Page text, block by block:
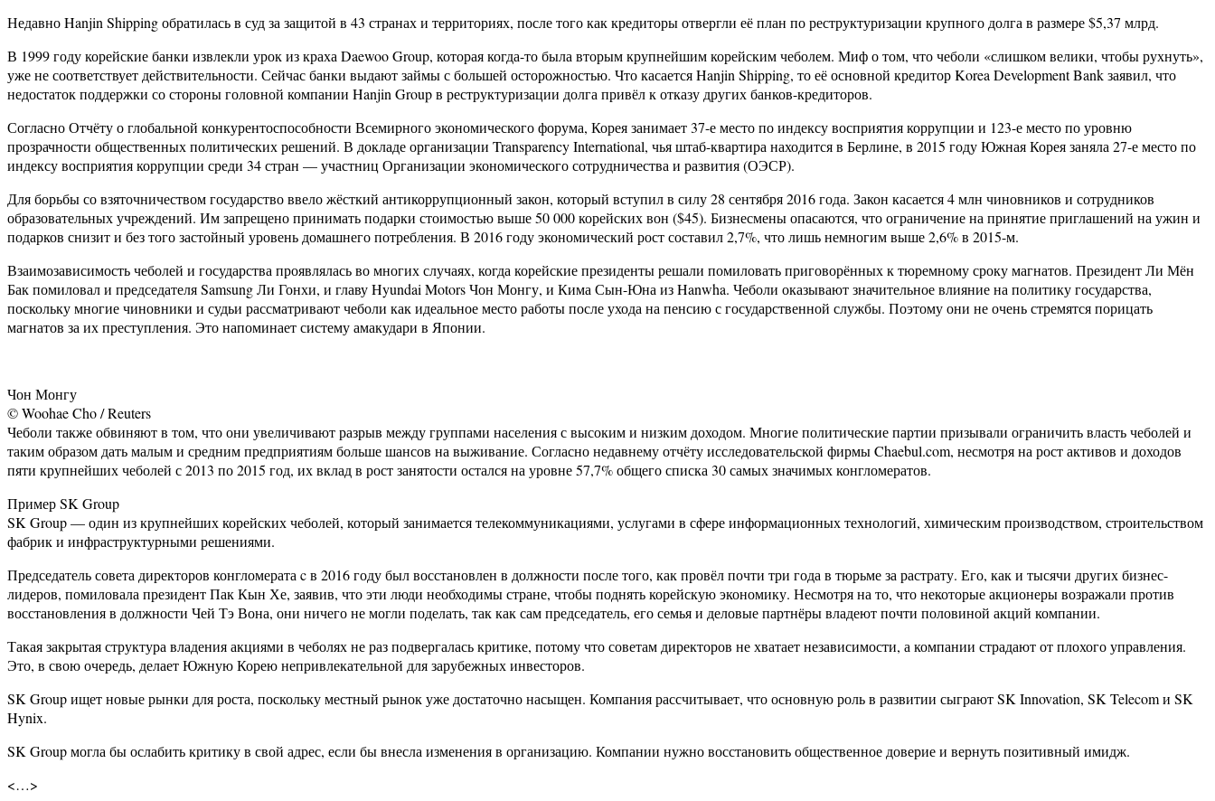
Недавно Hanjin Shipping обратилась в суд за защитой в 43 странах и территориях, после того как кредиторы отвергли её план по реструктуризации крупного долга в размере $5,37 млрд.
В 1999 году корейские банки извлекли урок из краха Daewoo Group, которая когда-то была вторым крупнейшим корейским чеболем. Миф о том, что чеболи «слишком велики, чтобы рухнуть»,
уже не соответствует действительности. Сейчас банки выдают займы с большей осторожностью. Что касается Hanjin Shipping, то её основной кредитор Korea Development Bank заявил, что
недостаток поддержки со стороны головной компании Hanjin Group в реструктуризации долга привёл к отказу других банков-кредиторов.
Согласно Отчёту о глобальной конкурентоспособности Всемирного экономического форума, Корея занимает 37-е место по индексу восприятия коррупции и 123-е место по уровню
прозрачности общественных политических решений. В докладе организации Transparency International, чья штаб-квартира находится в Берлине, в 2015 году Южная Корея заняла 27-е место по
индексу восприятия коррупции среди 34 стран — участниц Организации экономического сотрудничества и развития (ОЭСР).
Для борьбы со взяточничеством государство ввело жёсткий антикоррупционный закон, который вступил в силу 28 сентября 2016 года. Закон касается 4 млн чиновников и сотрудников
образовательных учреждений. Им запрещено принимать подарки стоимостью выше 50 000 корейских вон ($45). Бизнесмены опасаются, что ограничение на принятие приглашений на ужин и
подарков снизит и без того застойный уровень домашнего потребления. В 2016 году экономический рост составил 2,7%, что лишь немногим выше 2,6% в 2015-м.
Взаимозависимость чеболей и государства проявлялась во многих случаях, когда корейские президенты решали помиловать приговорённых к тюремному сроку магнатов. Президент Ли Мён
Бак помиловал и председателя Samsung Ли Гонхи, и главу Hyundai Motors Чон Монгу, и Кима Сын-Юна из Hanwha. Чеболи оказывают значительное влияние на политику государства,
поскольку многие чиновники и судьи рассматривают чеболи как идеальное место работы после ухода на пенсию с государственной службы. Поэтому они не очень стремятся порицать
магнатов за их преступления. Это напоминает систему амакудари в Японии.
Чон Монгу
© Woohae Cho / Reuters
Чеболи также обвиняют в том, что они увеличивают разрыв между группами населения с высоким и низким доходом. Многие политические партии призывали ограничить власть чеболей и
таким образом дать малым и средним предприятиям больше шансов на выживание. Согласно недавнему отчёту исследовательской фирмы Chaebul.com, несмотря на рост активов и доходов
пяти крупнейших чеболей с 2013 по 2015 год, их вклад в рост занятости остался на уровне 57,7% общего списка 30 самых значимых конгломератов.
Пример SK Group
SK Group — один из крупнейших корейских чеболей, который занимается телекоммуникациями, услугами в сфере информационных технологий, химическим производством, строительством
фабрик и инфраструктурными решениями.
Председатель совета директоров конгломерата c в 2016 году был восстановлен в должности после того, как провёл почти три года в тюрьме за растрату. Его, как и тысячи других бизнес-
лидеров, помиловала президент Пак Кын Хе, заявив, что эти люди необходимы стране, чтобы поднять корейскую экономику. Несмотря на то, что некоторые акционеры возражали против
восстановления в должности Чей Тэ Вона, они ничего не могли поделать, так как сам председатель, его семья и деловые партнёры владеют почти половиной акций компании.
Такая закрытая структура владения акциями в чеболях не раз подвергалась критике, потому что советам директоров не хватает независимости, а компании страдают от плохого управления.
Это, в свою очередь, делает Южную Корею непривлекательной для зарубежных инвесторов.
SK Group ищет новые рынки для роста, поскольку местный рынок уже достаточно насыщен. Компания рассчитывает, что основную роль в развитии сыграют SK Innovation, SK Telecom и SK
Hynix.
SK Group могла бы ослабить критику в свой адрес, если бы внесла изменения в организацию. Компании нужно восстановить общественное доверие и вернуть позитивный имидж.
<…>